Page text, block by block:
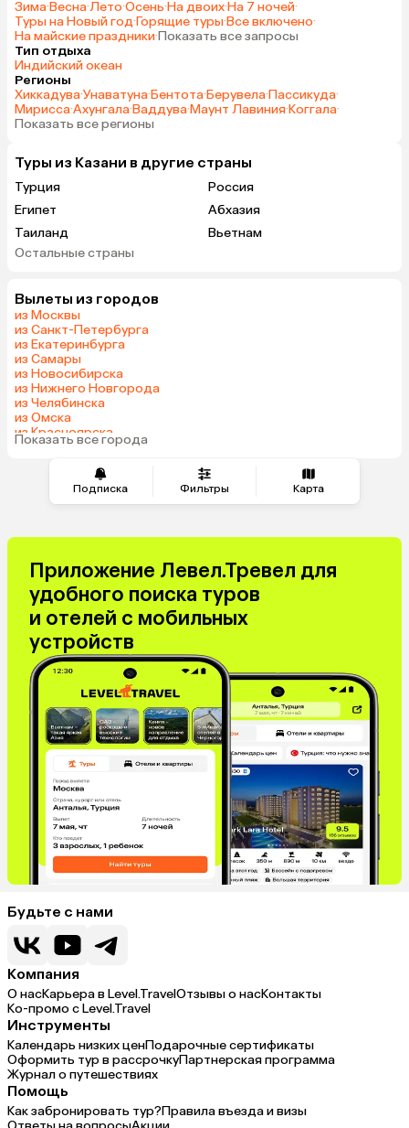
Подписка Фильтры Карта
Зима·Весна·Лето·Осень·На двоих·На 7 ночей·
Туры на Новый год·Горящие туры·Все включено·
На майские праздники·Показать все запросы
Тип отдыха
Индийский океан
Регионы
Хиккадува·Унаватуна·Бентота·Берувела·Пассикуда·
Мирисса·Ахунгала·Ваддува·Маунт Лавиния·Коггала·
Показать все регионы
Туры из Казани в другие страны
Турция
Россия
Египет
Абхазия
Таиланд
Вьетнам
ОАЭ
Шри-Ланка
Азербайджан
Индия
Катар
Гонконг
Венгрия
Остальные страны
Вылеты из городов
из Москвы
из Санкт-Петербурга
из Екатеринбурга
из Самары
из Новосибирска
из Нижнего Новгорода
из Челябинска
из Омска
из Красноярска
из Волгограда
Показать все города
Приложение Левел.Тревел для
удобного поиска туров
и отелей с мобильных
устройств
Будьте с нами
Компания
О насКарьера в Level.TravelОтзывы о насКонтакты
Ко-промо с Level.Travel
Инструменты
Календарь низких ценПодарочные сертификаты
Оформить тур в рассрочкуПартнерская программа
Журнал о путешествиях
Помощь
Как забронировать тур?Правила въезда и визы